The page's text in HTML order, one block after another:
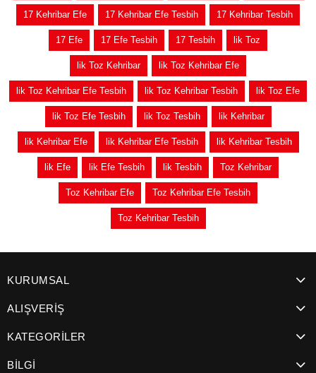
17 Kehribar Efe 17 Kehribar Efe Tesbih 17 Kehribar Tesbih
17 Efe 17 Efe Tesbih 17 Tesbih lik Toz
lik Toz Kehribar lik Toz Kehribar Efe
lik Toz Kehribar Efe Tesbih lik Toz Kehribar Tesbih lik Toz Efe
lik Toz Efe Tesbih lik Toz Tesbih lik Kehribar
lik Kehribar Efe lik Kehribar Efe Tesbih lik Kehribar Tesbih
lik Efe lik Efe Tesbih lik Tesbih Toz Kehribar
Toz Kehribar Efe Toz Kehribar Efe Tesbih
Toz Kehribar Tesbih
KURUMSAL
ALIŞVERİŞ
KATEGORİLER
BİLGİ